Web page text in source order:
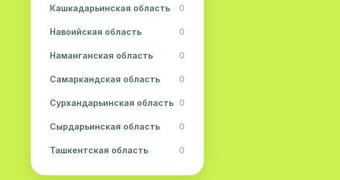
Кашкадарьинская область 0
Навоийская область 0
Наманганская область 0
Самаркандская область 0
Сурхандарьинская область 0
Сырдарьинская область 0
Ташкентская область 0
Ферганская область 0